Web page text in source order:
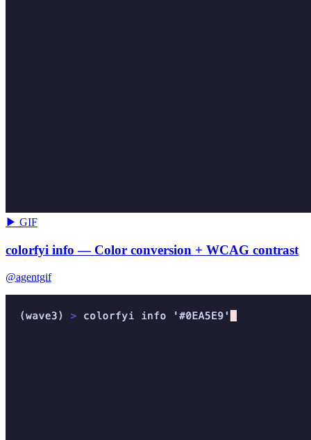
▶ GIF
colorfyi info — Color conversion + WCAG contrast
@agentgif